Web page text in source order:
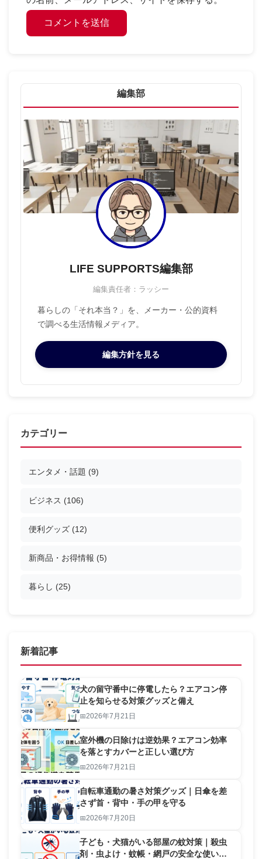
編集部
LIFE SUPPORTS編集部
編集責任者：ラッシー
暮らしの「それ本当？」を、メーカー・公的資料
で調べる生活情報メディア。
編集方針を見る
カテゴリー
エンタメ・話題 (9)
ビジネス (106)
便利グッズ (12)
新商品・お得情報 (5)
暮らし (25)
新着記事
犬の留守番中に停電したら？エアコン停
止を知らせる対策グッズと備え
2026年7月21日
室外機の日除けは逆効果？エアコン効率
を落とすカバーと正しい選び方
2026年7月21日
自転車通勤の暑さ対策グッズ｜日傘を差
さず首・背中・手の甲を守る
2026年7月20日
子ども・犬猫がいる部屋の蚊対策｜殺虫
剤・虫よけ・蚊帳・網戸の安全な使い分